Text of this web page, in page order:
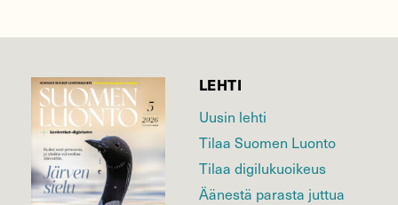
LEHTI
Uusin lehti
Tilaa Suomen Luonto
Tilaa digilukuoikeus
Äänestä parasta juttua